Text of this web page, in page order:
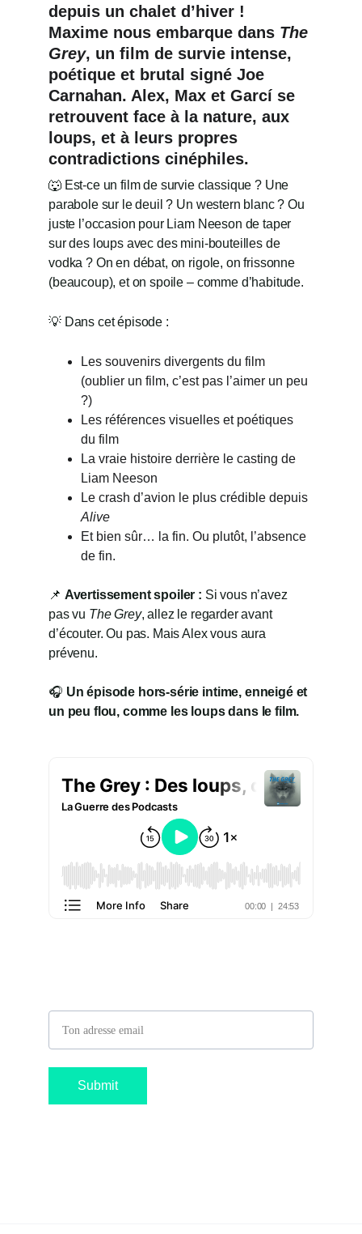
depuis un chalet d’hiver !
Maxime nous embarque dans The
Grey, un film de survie intense,
poétique et brutal signé Joe
Carnahan. Alex, Max et Garcí se
retrouvent face à la nature, aux
loups, et à leurs propres
contradictions cinéphiles.
🐺 Est-ce un film de survie classique ? Une
parabole sur le deuil ? Un western blanc ? Ou
juste l’occasion pour Liam Neeson de taper
sur des loups avec des mini-bouteilles de
vodka ? On en débat, on rigole, on frissonne
(beaucoup), et on spoile – comme d’habitude.
💡 Dans cet épisode :
Les souvenirs divergents du film
(oublier un film, c’est pas l’aimer un peu
?)
Les références visuelles et poétiques
du film
La vraie histoire derrière le casting de
Liam Neeson
Le crash d’avion le plus crédible depuis
Alive
Et bien sûr… la fin. Ou plutôt, l’absence
de fin.
📌 Avertissement spoiler : Si vous n’avez
pas vu The Grey, allez le regarder avant
d’écouter. Ou pas. Mais Alex vous aura
prévenu.
🎧 Un épisode hors-série intime, enneigé et
un peu flou, comme les loups dans le film.
Submit